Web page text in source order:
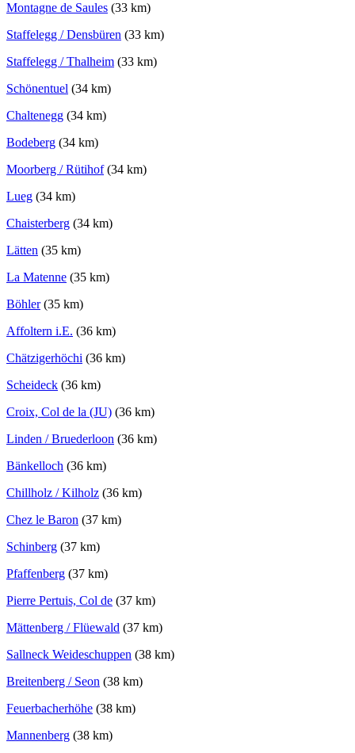
Montagne de Saules (33 km)
Staffelegg / Densbüren (33 km)
Staffelegg / Thalheim (33 km)
Schönentuel (34 km)
Chaltenegg (34 km)
Bodeberg (34 km)
Moorberg / Rütihof(34 km)
Lueg (34 km)
Chaisterberg (34 km)
Lätten (35 km)
La Matenne (35 km)
Böhler(35 km)
Affoltern i.E. (36 km)
Chätzigerhöchi (36 km)
Scheideck (36 km)
Croix, Col de la (JU) (36 km)
Linden / Bruederloon (36 km)
Bänkelloch (36 km)
Chillholz / Kilholz (36 km)
Chez le Baron (37 km)
Schinberg (37 km)
Pfaffenberg (37 km)
Pierre Pertuis, Col de (37 km)
Mättenberg / Flüewald (37 km)
Sallneck Weideschuppen (38 km)
Breitenberg / Seon (38 km)
Feuerbacherhöhe (38 km)
Mannenberg (38 km)